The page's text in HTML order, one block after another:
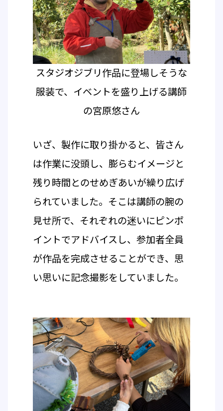
スタジオジブリ作品に登場しそうな
服装で、イベントを盛り上げる講師
の宮原悠さん
いざ、製作に取り掛かると、皆さん
は作業に没頭し、膨らむイメージと
残り時間とのせめぎあいが繰り広げ
られていました。そこは講師の腕の
見せ所で、それぞれの迷いにピンポ
イントでアドバイスし、参加者全員
が作品を完成させることができ、思
い思いに記念撮影をしていました。